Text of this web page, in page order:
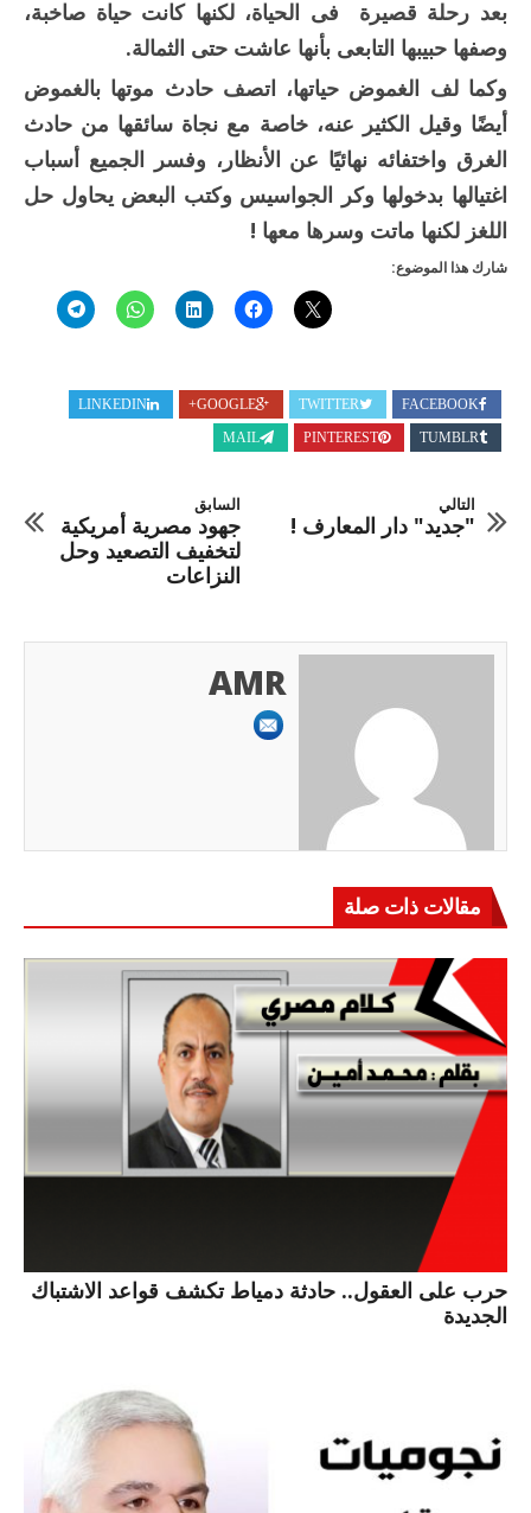
بعد رحلة قصيرة فى الحياة، لكنها كانت حياة صاخبة،
وصفها حبيبها التابعى بأنها عاشت حتى الثمالة.
وكما لف الغموض حياتها، اتصف حادث موتها بالغموض
أيضًا وقيل الكثير عنه، خاصة مع نجاة سائقها من حادث
الغرق واختفائه نهائيًا عن الأنظار، وفسر الجميع أسباب
اغتيالها بدخولها وكر الجواسيس وكتب البعض يحاول حل
اللغز لكنها ماتت وسرها معها !
شارك هذا الموضوع:
FACEBOOK
TWITTER
GOOGLE+
LINKEDIN
TUMBLR
PINTEREST
MAIL
السابق
جهود مصرية أمريكية
لتخفيف التصعيد وحل
النزاعات
التالي
"جديد" دار المعارف !
AMR
مقالات ذات صلة
حرب على العقول.. حادثة دمياط تكشف قواعد الاشتباك
الجديدة